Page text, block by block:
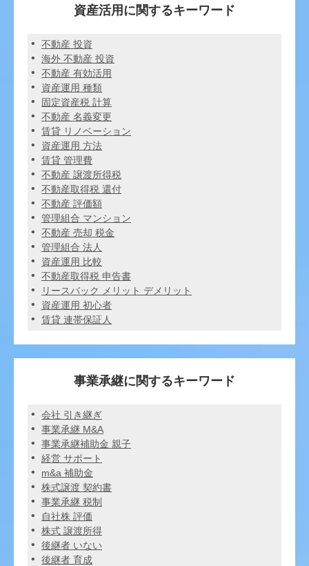
資産活用に関するキーワード
不動産 投資
海外 不動産 投資
不動産 有効活用
資産運用 種類
固定資産税 計算
不動産 名義変更
賃貸 リノベーション
資産運用 方法
賃貸 管理費
不動産 譲渡所得税
不動産取得税 還付
不動産 評価額
管理組合 マンション
不動産 売却 税金
管理組合 法人
資産運用 比較
不動産取得税 申告書
リースバック メリット デメリット
資産運用 初心者
賃貸 連帯保証人
事業承継に関するキーワード
会社 引き継ぎ
事業承継 M&A
事業承継補助金 親子
経営 サポート
m&a 補助金
株式譲渡 契約書
事業承継 税制
自社株 評価
株式 譲渡所得
後継者 いない
後継者 育成